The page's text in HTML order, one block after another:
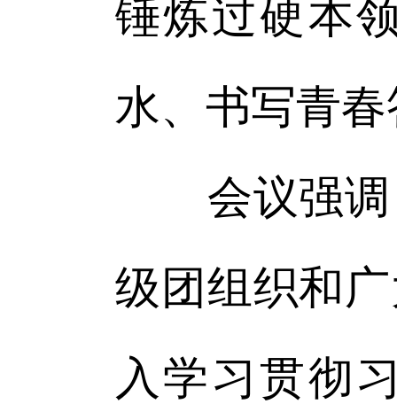
锤炼过硬本
水、书写青
会议强调
级团组织和
入学习贯彻